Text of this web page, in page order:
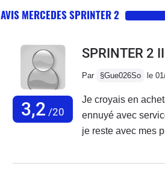
AVIS MERCEDES SPRINTER 2
3,2 /20
SPRINTER 2
Par §Gue026So le
Je croyais en
ennuyé avec service
je reste avec mes
gauche se ferme